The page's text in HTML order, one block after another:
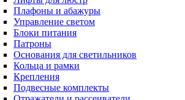
Плафоны и абажуры
Управление светом
Блоки питания
Патроны
Основания для светильников
Кольца и рамки
Крепления
Подвесные комплекты